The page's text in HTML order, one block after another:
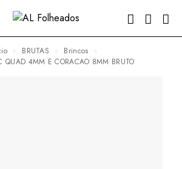
BRUTAS
Brincos
QUAD 4MM E CORACAO 8MM BRUTO